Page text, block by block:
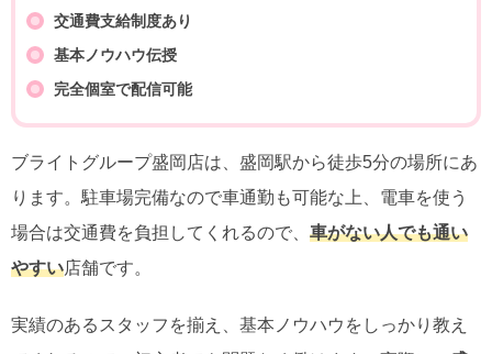
交通費支給制度あり
基本ノウハウ伝授
完全個室で配信可能
ブライトグループ盛岡店は、盛岡駅から徒歩5分の場所にあ
ります。駐車場完備なので車通勤も可能な上、電車を使う
場合は交通費を負担してくれるので、 車がない人でも通い
やすい店舗です。
実績のあるスタッフを揃え、基本ノウハウをしっかり教え